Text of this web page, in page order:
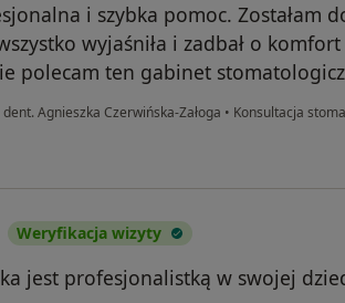
i szybka pomoc. Zostałam
wyjaśniła i zadbał o
polecam ten gabinet
dent. Agnieszka Czerwińska-Załoga • Konsultacja
Weryfikacja wizyty
jest profesjonalistką w swojej